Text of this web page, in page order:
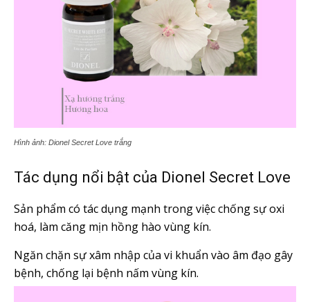
Hình ảnh: Dionel Secret Love trắng
Tác dụng nổi bật của Dionel Secret Love
Sản phẩm có tác dụng mạnh trong việc chống sự oxi
hoá, làm căng mịn hồng hào vùng kín.
Ngăn chặn sự xâm nhập của vi khuẩn vào âm đạo gây
bệnh, chống lại bệnh nấm vùng kín.